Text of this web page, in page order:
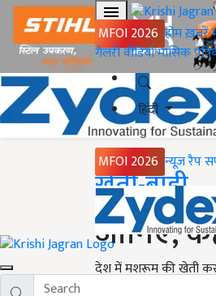
MFOI 2026 होमख़बरें
गैलरीवीडियोमासिक
हिंदी
MFOI 2026 न्यूज़ रैप
Home
खेती-बाड़ी
जानिए,
देश में मशरूम की खेती